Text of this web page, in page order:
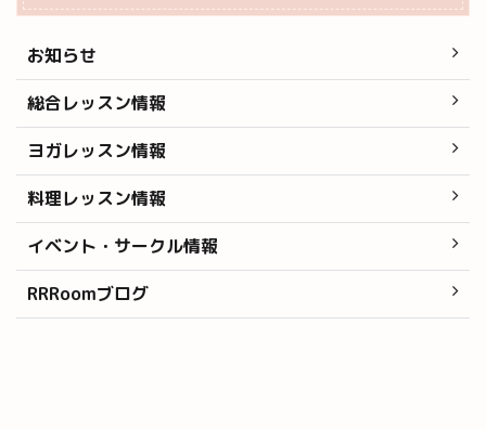
お知らせ
総合レッスン情報
ヨガレッスン情報
料理レッスン情報
イベント・サークル情報
RRRoomブログ